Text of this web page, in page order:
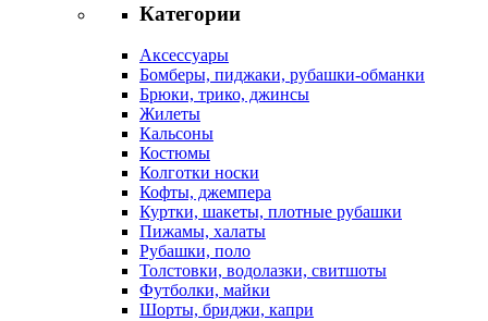
Категории
Аксессуары
Бомберы, пиджаки, рубашки-обманки
Брюки, трико, джинсы
Жилеты
Кальсоны
Костюмы
Колготки носки
Кофты, джемпера
Куртки, шакеты, плотные рубашки
Пижамы, халаты
Рубашки, поло
Толстовки, водолазки, свитшоты
Футболки, майки
Шорты, бриджи, капри